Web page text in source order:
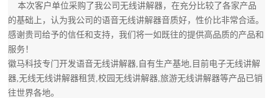
本次客户单位采购了我公司无线讲解器，在充分比较了各家产品
的基础上，认为我公司的语音无线讲解器音质好，性价比非常合适。
感谢贵司给予的信任和支持，我们将一如既往的提供高品质的产品和
服务！
徽马科技专门开发语音无线讲解器,自有生产基地,目前电子无线讲解
器,无线无线讲解器租赁,校园无线讲解器,旅游无线讲解器等产品已销
往世界各地。